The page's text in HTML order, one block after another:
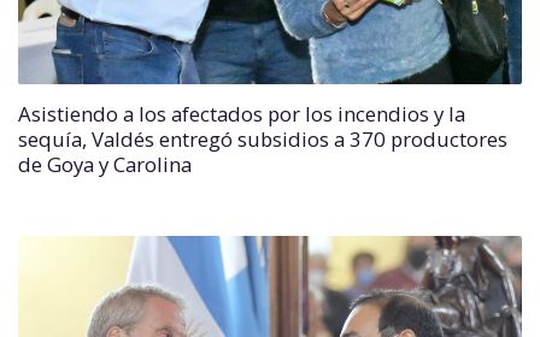
Asistiendo a los afectados por los incendios y la
sequía, Valdés entregó subsidios a 370 productores
de Goya y Carolina